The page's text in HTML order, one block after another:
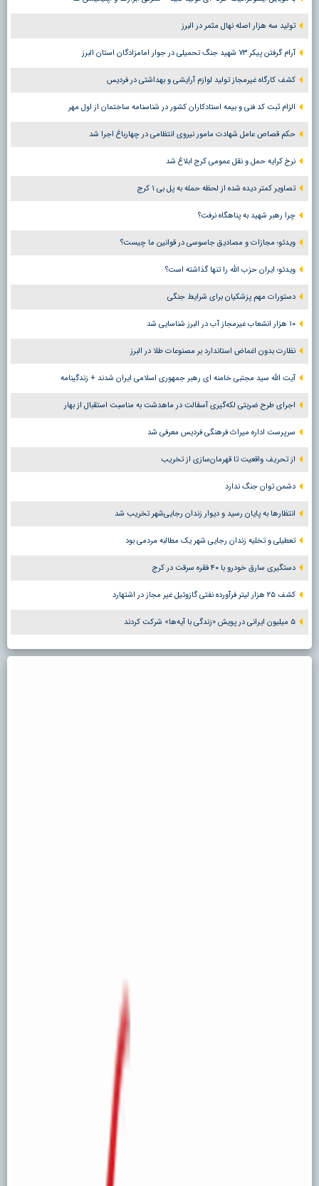
تولید سه هزار اصله نهال مثمر در البرز
آرام گرفتن پیکر ۷۳ شهید جنگ تحمیلی در جوار امامزادگان استان البرز
کشف کارگاه غیرمجاز تولید لوازم آرایشی و بهداشتی در فردیس
الزام ثبت کد فنی و بیمه استادکاران کشور در شناسنامه ساختمان از اول مهر
حکم قصاص عامل شهادت مامور نیروی انتظامی در چهارباغ اجرا شد
نرخ کرایه حمل و نقل عمومی کرج ابلاغ شد
تصاویر کمتر دیده شده از لحظه حمله به پل بی ۱ کرج
چرا رهبر شهید به پناهگاه نرفت؟
ویدئو؛ مجازات و مصادیق جاسوسی در قوانین ما چیست؟
ویدئو؛ ایران حزب الله را تنها گذاشته است؟
دستورات مهم پزشکیان برای شرایط جنگی
۱۰ هزار انشعاب غیرمجاز آب در البرز شناسایی شد
نظارت بدون اغماض استاندارد بر مصنوعات طلا در البرز
آیت الله سید مجتبی خامنه ای رهبر جمهوری اسلامی ایران شدند + زندگینامه
اجرای طرح ضربتی لکه‌گیری آسفالت در ماهدشت به مناسبت استقبال از بهار
سرپرست اداره میراث فرهنگی فردیس معرفی شد
از تحریف واقعیت تا قهرمان‌سازی از تخریب
دشمن توان جنگ ندارد
انتظارها به پایان رسید و دیوار زندان رجایی‌شهر تخریب شد
تعطیلی و تخلیه زندان رجایی شهر یک مطالبه مردمی بود
دستگیری سارق خودرو با ۴۰ فقره سرقت در کرج
کشف ۲۵ هزار لیتر فرآورده نفتی گازوئیل غیر مجاز در اشتهارد
۵ میلیون ایرانی در پویش «زندگی با آیه‌ها» شرکت کردند